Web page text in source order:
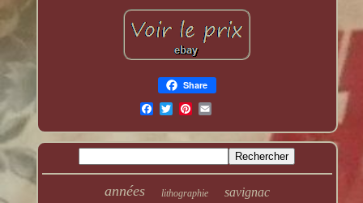
Share
années lithographie savignac